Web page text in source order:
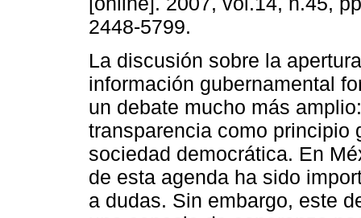
2448-5799.
La discusión sobre la
información gubernamental
un debate mucho más
transparencia como principio
sociedad democrática. En
de esta agenda ha sido
a dudas. Sin embargo, este